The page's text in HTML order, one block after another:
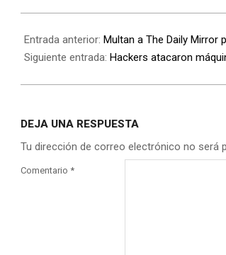
Entrada anterior: Multan a The Daily Mirror
Siguiente entrada: Hackers atacaron
DEJA UNA RESPUESTA
Tu dirección de correo electrónico no será
Comentario *